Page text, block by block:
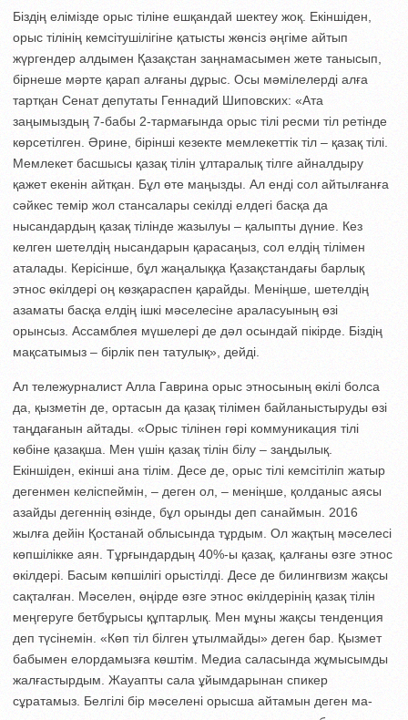
Біздің елімізде орыс тіліне ешқандай шектеу жоқ. Екіншіден,
орыс тілінің кемсітушілігіне қатысты жөнсіз әңгіме айтып
жүргендер алдымен Қазақстан заңнамасымен жете танысып,
бірнеше мәрте қарап алғаны дұрыс. Осы мәміле­лерді алға
тартқан Сенат депутаты Ген­надий Шиповских: «Ата
заңымыздың 7-бабы 2-тармағында орыс тілі ресми тіл ретінде
көрсетілген. Әрине, бірінші кезекте мемлекеттік тіл – қазақ тілі.
Мемлекет басшысы қазақ тілін ұлтаралық тілге айналдыру
қажет екенін айтқан. Бұл өте маңызды. Ал енді сол айтылғанға
сәйкес темір жол стансалары секілді елде­гі басқа да
нысандардың қазақ тілін­де жазылуы – қалыпты дүние. Кез
келген шетелдің нысандарын қарасаңыз, сол елдің тілімен
аталады. Керісінше, бұл жаңалыққа Қазақстандағы барлық
этнос өкілдері оң көзқараспен қарайды. Меніңше, шетелдің
азаматы басқа елдің ішкі мәселесіне араласуының өзі
орынсыз. Ассамблея мүшелері де дәл осындай пікірде. Біздің
мақсатымыз – бірлік пен татулық», дейді.
Ал тележурналист Алла Гаврина орыс этносының өкілі болса
да, қызметін де, ор­тасын да қазақ тілімен байланыс­тыруды өзі
таңдағанын айтады. «Орыс тілінен гөрі коммуникация тілі
көбіне қазақша. Мен үшін қазақ тілін білу – заңдылық.
Екіншіден, екінші ана тілім. Десе де, орыс тілі кемсітіліп жатыр
дегенмен келіспеймін, – деген ол, – меніңше, қолданыс аясы
азайды дегеннің өзінде, бұл орынды деп санаймын. 2016
жылға дейін Қостанай облысында тұрдым. Ол жақтың мәселесі
көпшілікке аян. Тұр­ғын­дардың 40%-ы қазақ, қалғаны өзге этнос
өкілдері. Басым көпшілігі орыс­тілді. Десе де билингвизм жақсы
сақтал­ған. Мәселен, өңірде өзге этнос өкіл­де­рінің қазақ тілін
меңгеруге бетбұры­сы құптарлық. Мен мұны жақсы тенденция
деп түсінемін. «Көп тіл білген ұтылмай­ды» деген бар. Қызмет
бабымен елорда­мыз­ға көштім. Медиа саласында жұмы­сымды
жалғастырдым. Жауапты сала ұйым­дарынан спикер
сұратамыз. Белгілі бір мәселені орысша айтамын деген ма­